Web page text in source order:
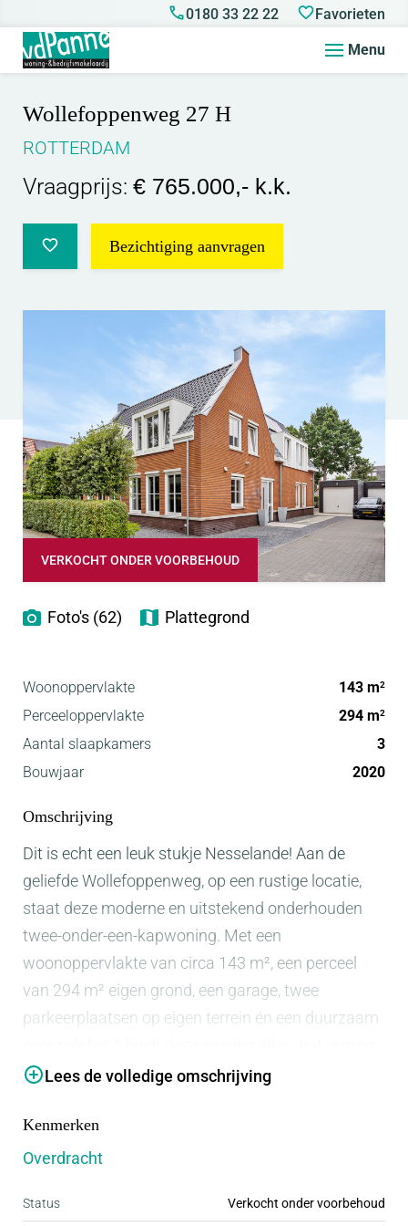
0180 33 22 22 Favorieten
Menu
Wollefoppenweg 27 H
ROTTERDAM
Vraagprijs: € 765.000,- k.k.
Bezichtiging aanvragen
VERKOCHT ONDER VOORBEHOUD
Foto's (62) Plattegrond
Woonoppervlakte 143 m2
Perceeloppervlakte 294 m2
Aantal slaapkamers
3
Bouwjaar
2020
Omschrijving
Dit is echt een leuk stukje Nesselande! Aan de
geliefde Wollefoppenweg, op een rustige locatie,
staat deze moderne en uitstekend onderhouden
twee-onder-een-kapwoning. Met een
woonoppervlakte van circa 143 m², een perceel
van 294 m² eigen grond, een garage, twee
parkeerplaatsen op eigen terrein én een duurzaam
verwachten van comfortabel wonen anno nu. De
uitgevoerd met een warmtepomp,
vloerverwarming en vloerkoeling in de gehele
zonnepanelen aanwezig, waardoor duurzaamheid
Lees de volledige omschrijving
Kenmerken
Overdracht
Status Verkocht onder voorbehoud